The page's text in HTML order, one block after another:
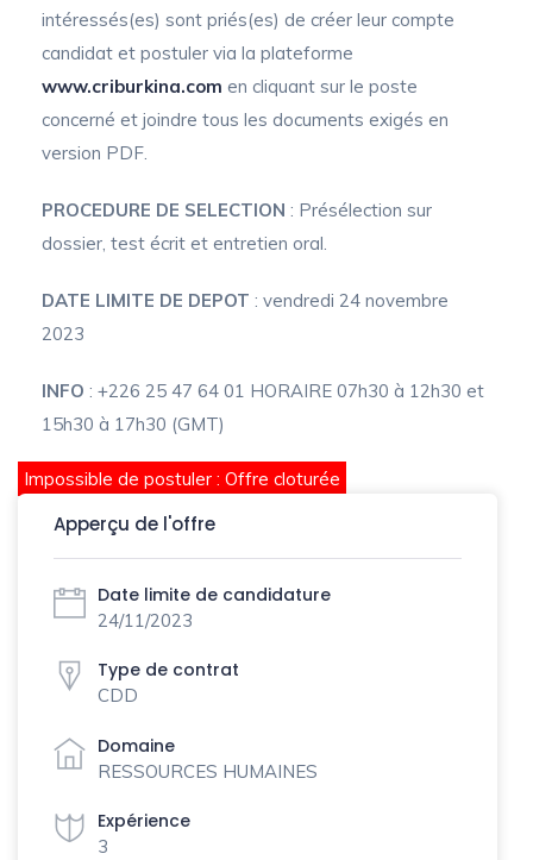
intéressés(es) sont priés(es) de créer leur compte
candidat et postuler via la plateforme
www.criburkina.com en cliquant sur le poste
concerné et joindre tous les documents exigés en
version PDF.
PROCEDURE DE SELECTION : Présélection sur
dossier, test écrit et entretien oral.
DATE LIMITE DE DEPOT : vendredi 24 novembre
2023
INFO : +226 25 47 64 01 HORAIRE 07h30 à 12h30 et
15h30 à 17h30 (GMT)
Impossible de postuler : Offre cloturée
Apperçu de l'offre
Date limite de candidature
24/11/2023
Type de contrat
CDD
Domaine
RESSOURCES HUMAINES
Expérience
3